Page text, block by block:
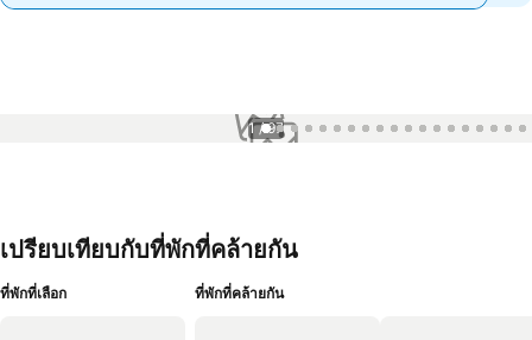
1 / 97
เปรียบเทียบกับที่พักที่คล้ายกัน
ที่พักที่เลือก ที่พักที่คล้ายกัน